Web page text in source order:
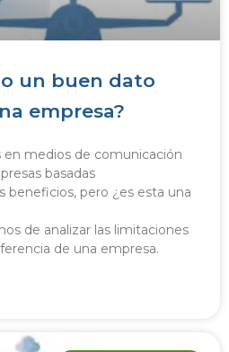
un buen dato
empresa?
medios de comunicación
basadas
beneficios, pero ¿es esta una
de analizar las limitaciones
de una empresa.